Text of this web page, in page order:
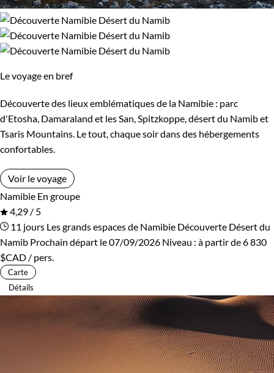
Le voyage en bref
Découverte des lieux emblématiques de la Namibie : parc
d'Etosha, Damaraland et les San, Spitzkoppe, désert du Namib et
Tsaris Mountains. Le tout, chaque soir dans des hébergements
confortables.
Voir le voyage
Namibie En groupe
4,29 / 5
11 jours Les grands espaces de Namibie Découverte Désert du
Namib Prochain départ le 07/09/2026 Niveau : à partir de6 830
$CAD / pers.
Carte
Détails